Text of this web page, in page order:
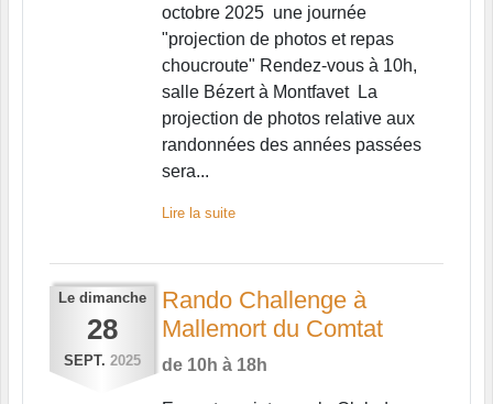
octobre 2025 une journée
"projection de photos et repas
choucroute" Rendez-vous à 10h,
salle Bézert à Montfavet La
projection de photos relative aux
randonnées des années passées
sera...
Lire la suite
Le dimanche
28
SEPT. 2025
Rando Challenge à
Mallemort du Comtat
de 10h à 18h